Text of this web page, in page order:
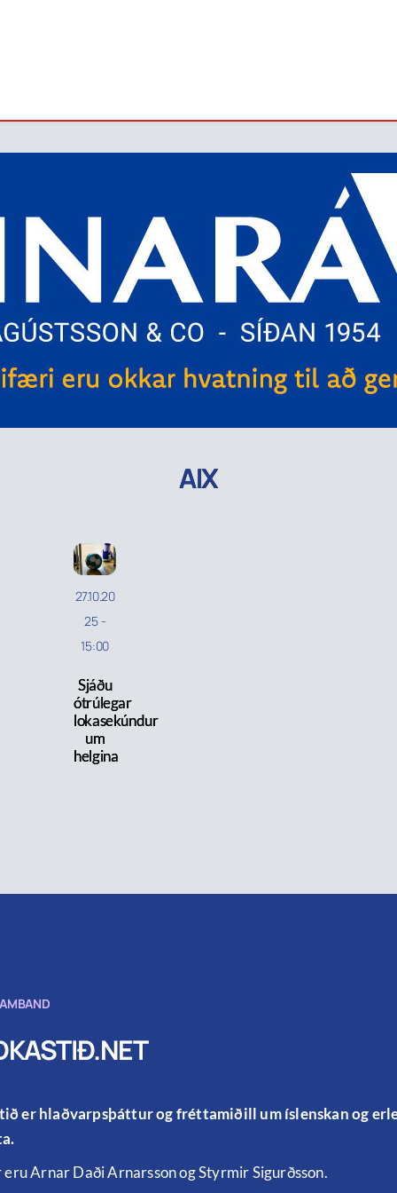
AIX
27.10.20
25-
15:00
Sjáðu
ótrúlegar
lokasekúndur
um
helgina
er hlaðvarpsþáttur og fréttamiðill um íslenskan og
Arnar Daði Arnarsson og Styrmir Sigurðsson.